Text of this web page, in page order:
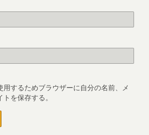
用するためブラウザーに自分の名前、メ
を保存する。